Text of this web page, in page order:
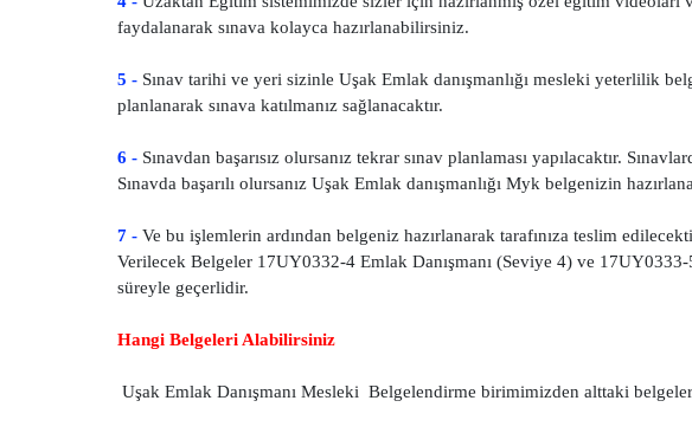
faydalanarak sınava kolayca hazırlanabilirsiniz.
5 - Sınav tarihi ve yeri sizinle Uşak Emlak danışmanlığı mesleki yeterlilik
planlanarak sınava katılmanız sağlanacaktır.
6 - Sınavdan başarısız olursanız tekrar sınav planlaması yapılacaktır.
Sınavda başarılı olursanız Uşak Emlak danışmanlığı Myk belgenizin
7 - Ve bu işlemlerin ardından belgeniz hazırlanarak tarafınıza teslim
Verilecek Belgeler 17UY0332-4 Emlak Danışmanı (Seviye 4) ve
süreyle geçerlidir.
Hangi Belgeleri Alabilirsiniz
Uşak Emlak Danışmanı Mesleki Belgelendirme birimimizden alttaki